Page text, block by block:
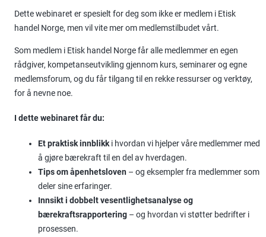
Dette webinaret er spesielt for deg som ikke er medlem i Etisk
handel Norge, men vil vite mer om medlemstilbudet vårt.
Som medlem i Etisk handel Norge får alle medlemmer en egen
rådgiver, kompetanseutvikling gjennom kurs, seminarer og egne
medlemsforum, og du får tilgang til en rekke ressurser og verktøy,
for å nevne noe.
I dette webinaret får du:
Et praktisk innblikk i hvordan vi hjelper våre medlemmer med
å gjøre bærekraft til en del av hverdagen.
Tips om åpenhetsloven – og eksempler fra medlemmer som
deler sine erfaringer.
Innsikt i dobbelt vesentlighetsanalyse og
bærekraftsrapportering – og hvordan vi støtter bedrifter i
prosessen.